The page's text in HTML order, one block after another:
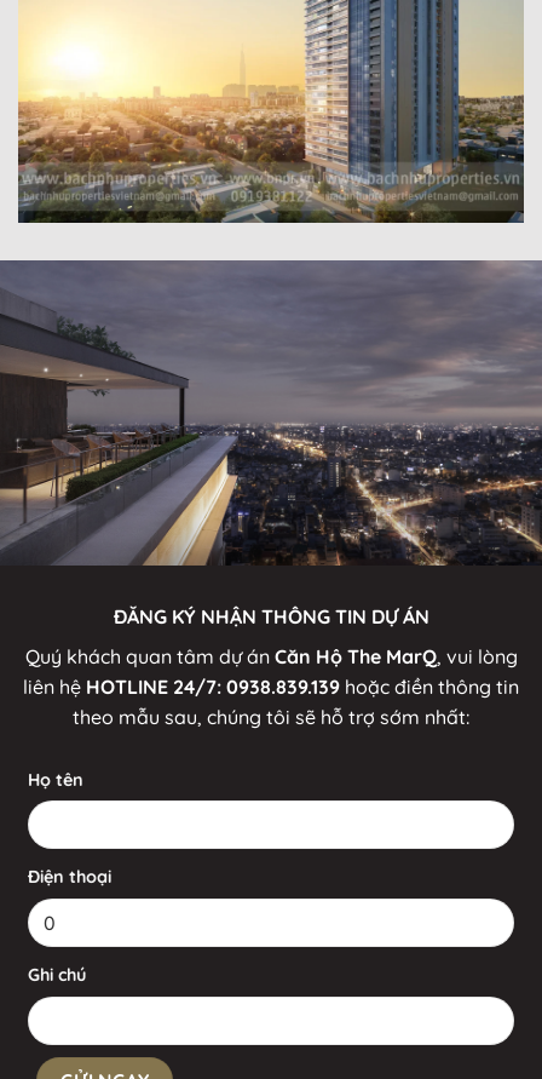
ĐĂNG KÝ NHẬN THÔNG TIN DỰ ÁN
Quý khách quan tâm dự án Căn Hộ The MarQ, vui lòng
liên hệ HOTLINE 24/7: 0938.839.139 hoặc điền thông tin
theo mẫu sau, chúng tôi sẽ hỗ trợ sớm nhất:
Họ tên
Điện thoại
Ghi chú